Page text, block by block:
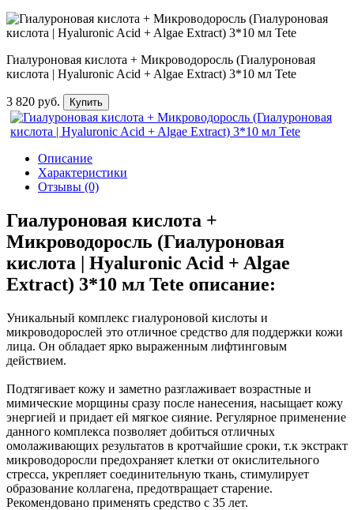
Гиалуроновая кислота + Микроводоросль (Гиалуроновая
кислота | Hyaluronic Acid + Algae Extract) 3*10 мл Tete
3 820 руб. Купить
Описание
Характеристики
Отзывы (0)
Гиалуроновая кислота +
Микроводоросль (Гиалуроновая
кислота | Hyaluronic Acid + Algae
Extract) 3*10 мл Tete описание:
Уникальный комплекс гиалуроновой кислоты и
микроводорослей это отличное средство для поддержки кожи
лица. Он обладает ярко выраженным лифтинговым
действием.
Подтягивает кожу и заметно разглаживает возрастные и
мимические морщины сразу после нанесения, насыщает кожу
энергией и придает ей мягкое сияние. Регулярное применение
данного комплекса позволяет добиться отличных
омолаживающих результатов в кротчайшие сроки, т.к экстракт
микроводоросли предохраняет клетки от окислительного
стресса, укрепляет соединительную ткань, стимулирует
образование коллагена, предотвращает старение.
Рекомендовано применять средство с 35 лет.